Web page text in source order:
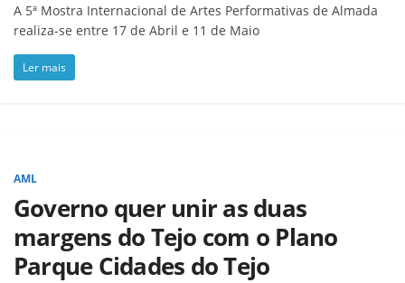
A 5ª Mostra Internacional de Artes Performativas de Almada
realiza-se entre 17 de Abril e 11 de Maio
Ler mais
AML
Governo quer unir as duas
margens do Tejo com o Plano
Parque Cidades do Tejo